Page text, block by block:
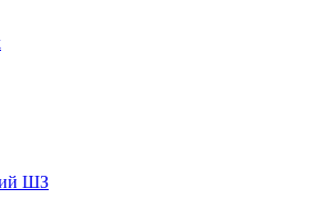
ШЗ